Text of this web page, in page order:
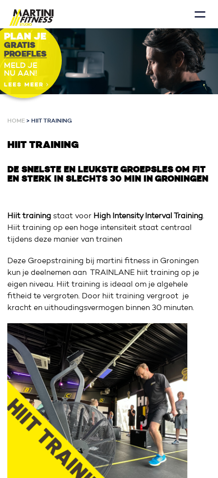
PLAN JE
GRATIS
PROEFLES
MELD JE
NU AAN!
LEES MEER
HOME > HIIT TRAINING
HIIT TRAINING
DE SNELSTE EN LEUKSTE GROEPSLES OM FIT
EN STERK IN SLECHTS 30 MIN IN GRONINGEN
Hiit training staat voor High Intensity Interval Training.
Hiit training op een hoge intensiteit staat centraal
tijdens deze manier van trainen
Deze Groepstraining bij martini fitness in Groningen
kun je deelnemen aan TRAINLANE hiit training op je
eigen niveau. Hiit training is ideaal om je algehele
fitheid te vergroten. Door hiit training vergroot je
kracht en uithoudingsvermogen binnen 30 minuten.